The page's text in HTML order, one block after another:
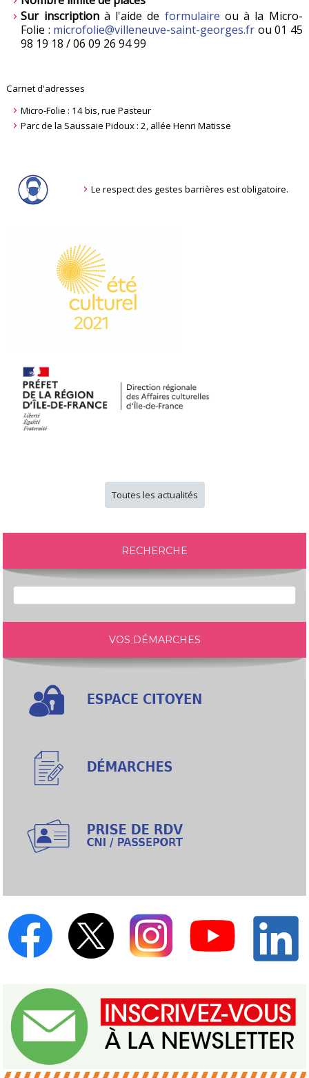
Sur inscriptionà l'aide de formulaire ou à la Micro-
Folie : microfolie@villeneuve-saint-georges.fr ou 01 45
98 19 18 / 06 09 26 94 99
Carnet d'adresses
Micro-Folie : 14 bis, rue Pasteur
Parc de la Saussaie Pidoux : 2, allée Henri Matisse
Le respect des gestes barrières est obligatoire.
Toutes les actualités
RECHERCHE
VOS DÉMARCHES